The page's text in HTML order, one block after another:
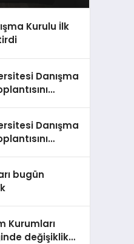
Kurulu İlk
Danışma
Danışma
bugün
Kurumları
değişiklik